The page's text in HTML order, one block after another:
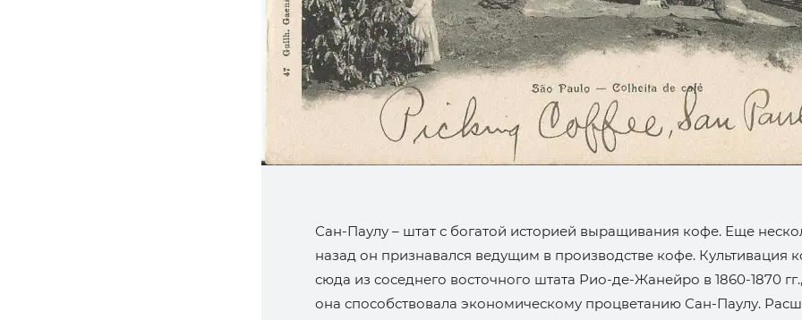
Сан-Паулу – штат с богатой историей выращивания кофе. Еще
назад он признавался ведущим в производстве кофе. Культивация
сюда из соседнего восточного штата Рио-де-Жанейро в 1860-1870
она способствовала экономическому процветанию Сан-Паулу.